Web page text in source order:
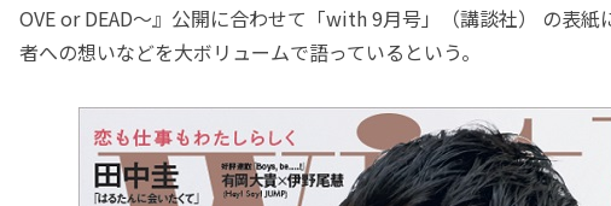
OVE or DEAD～』公開に合わせて「with 9月号」（講談社） の表
者への想いなどを大ボリュームで語っているという。